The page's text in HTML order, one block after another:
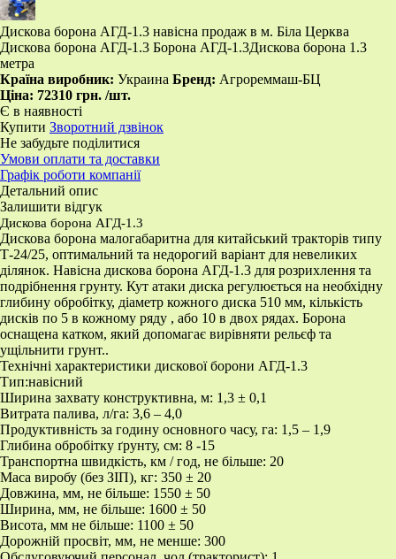
​Дискова борона АГД-1.3 навісна продаж в м. Біла Церква​ ​
Дискова борона АГД-1.3 Борона АГД-1.3 ​Дискова борона 1.3
метра
Країна виробник: Украина Бренд: Агрореммаш-БЦ
Ціна: 72310 грн. /шт.
Є в наявності
Купити Зворотний дзвінок
Не забудьте поділитися
Умови оплати та доставки
Графік роботи компанії
Детальний опис
Залишити відгук
Дискова борона АГД-1.3
Дискова борона малогабаритна для китайський тракторів типу
Т-24/25, оптимальний та недорогий варіант для невеликих
ділянок. Навісна дискова борона АГД-1.3 для розрихлення та
подрібнення грунту. Кут атаки диска регулюється на необхідну
глибину обробітку, діаметр кожного диска 510 мм, кількість
дисків по 5 в кожному ряду , або 10 в двох рядах. Борона
оснащена катком, який допомагає вирівняти рельєф та
ущільнити грунт..
Технічні характеристики дискової борони АГД-1.3
Тип:навісний
Ширина захвату конструктивна, м: 1,3 ± 0,1
Витрата палива, л/га: 3,6 – 4,0
Продуктивність за годину основного часу, га: 1,5 – 1,9
Глибина обробітку ґрунту, см: 8 -15
Транспортна швидкість, км / год, не більше: 20
Маса виробу (без ЗІП), кг: 350 ± 20
Довжина, мм, не більше: 1550 ± 50
Ширина, мм, не більше: 1600 ± 50
Висота, мм не більше: 1100 ± 50
Дорожній просвіт, мм, не менше: 300